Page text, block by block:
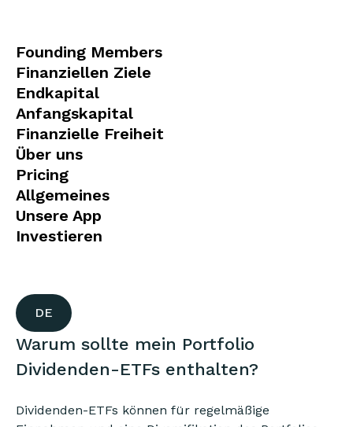
Founding Members
Finanziellen Ziele
Endkapital
Anfangskapital
Finanzielle Freiheit
Über uns
Pricing
Allgemeines
Unsere App
Investieren
DE
Warum sollte mein Portfolio
Dividenden-ETFs enthalten?
Dividenden-ETFs können für regelmäßige